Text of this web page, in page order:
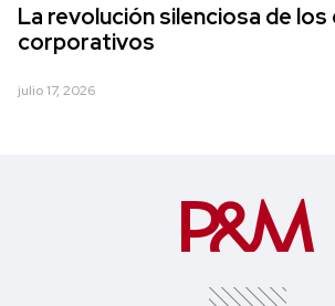
La revolución silenciosa de
corporativos
julio 17, 2026